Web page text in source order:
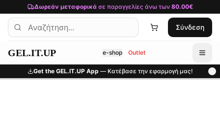
Μετάβαση στο κύριο περιεχόμενο
Δωρεάν μεταφορικάσε παραγγελίες άνω των 80.00€
Σύνδεση
GEL.IT.UP e-shop Outlet
Get the GEL.IT.UP App — Κατέβασε την εφαρμογή μας!